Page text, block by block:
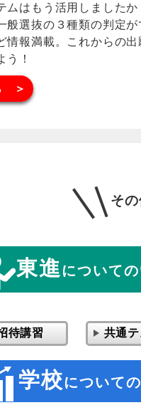
はもう活用しました
般選抜の３種類の判定
情報満載。これからの
う！
＞
そ
東進 についての
待講習 共通テ
学校についての